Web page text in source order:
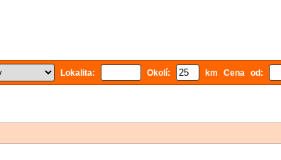
Lokalita: Okolí: km Cena od: